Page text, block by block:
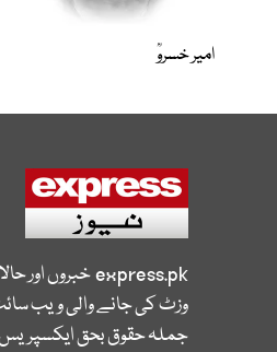
امیر خسروؒ
express.pkخبروں اور
وزٹ کی جانے والی ویب
جملہ حقوق بحق